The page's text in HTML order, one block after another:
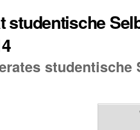
studentische